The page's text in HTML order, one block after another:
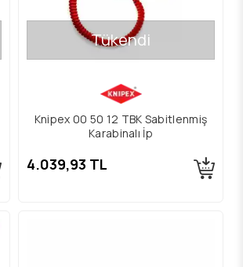
Tükendi
Knipex 00 50 12 TBK Sabitlenmiş
Karabinalı İp
4.039,93 TL